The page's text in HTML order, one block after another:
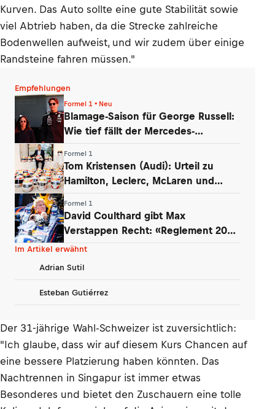
Kurven. Das Auto sollte eine gute Stabilität sowie
viel Abtrieb haben, da die Strecke zahlreiche
Bodenwellen aufweist, und wir zudem über einige
Randsteine fahren müssen."
Empfehlungen
Formel 1 • Neu
Blamage-Saison für George Russell:
Wie tief fällt der Mercedes-
Formel 1
Tom Kristensen (Audi): Urteil zu
Hamilton, Leclerc, McLaren und
Formel 1
David Coulthard gibt Max
Verstappen Recht: «Reglement 2026
wie Dampfwalze»
Im Artikel erwähnt
Adrian Sutil
Esteban Gutiérrez
Der 31-jährige Wahl-Schweizer ist zuversichtlich:
"Ich glaube, dass wir auf diesem Kurs Chancen auf
eine bessere Platzierung haben könnten. Das
Nachtrennen in Singapur ist immer etwas
Besonderes und bietet den Zuschauern eine tolle